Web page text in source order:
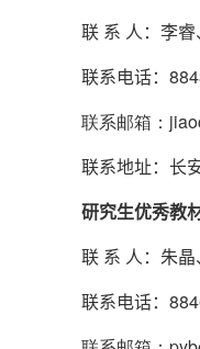
联 系 人：李
联系电话：
联系邮箱：
联系地址：长
研究生优秀教
联 系 人：朱
联系电话：